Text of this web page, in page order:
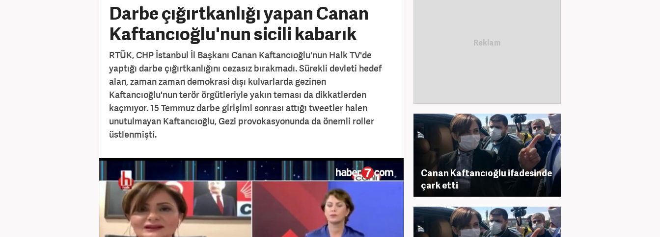
Darbe çığırtkanlığı yapan Canan
Kaftancıoğlu'nun sicili kabarık
RTÜK, CHP İstanbul İl Başkanı Canan Kaftancıoğlu'nun Halk TV'de
yaptığı darbe çığırtkanlığını cezasız bırakmadı. Sürekli devleti hedef
alan, zaman zaman demokrasi dışı kulvarlarda gezinen
Kaftancıoğlu'nun terör örgütleriyle yakın teması da dikkatlerden
kaçmıyor. 15 Temmuz darbe girişimi sonrası attığı tweetler halen
unutulmayan Kaftancıoğlu, Gezi provokasyonunda da önemli roller
üstlenmişti.
Canan Kaftancıoğlu ifadesinde
çark etti